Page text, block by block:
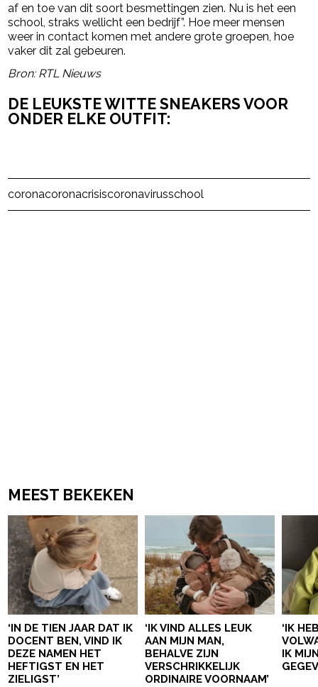
af en toe van dit soort besmettingen zien. Nu is het een
school, straks wellicht een bedrijf”. Hoe meer mensen
weer in contact komen met andere grote groepen, hoe
vaker dit zal gebeuren.
Bron: RTL Nieuws
DE LEUKSTE WITTE SNEAKERS VOOR
ONDER ELKE OUTFIT:
coronacoronacrisiscoronavirusschool
MEEST BEKEKEN
‘IN DE TIEN JAAR DAT IK
DOCENT BEN, VIND IK
DEZE NAMEN HET
HEFTIGST EN HET
ZIELIGST’
‘IK VIND ALLES LEUK
AAN MIJN MAN,
BEHALVE ZIJN
VERSCHRIKKELIJK
ORDINAIRE VOORNAAM’
‘IK
IK